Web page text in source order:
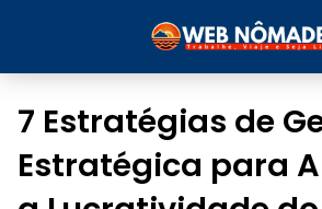
7 Estratégias de
Estratégica para